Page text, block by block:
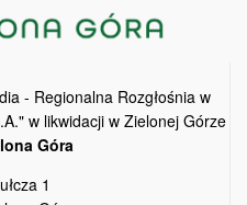
- Regionalna Rozgłośnia w
w likwidacji w Zielonej Górze
Góra
1